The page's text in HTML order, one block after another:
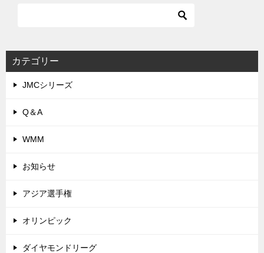
カテゴリー
JMCシリーズ
Q＆A
WMM
お知らせ
アジア選手権
オリンピック
ダイヤモンドリーグ